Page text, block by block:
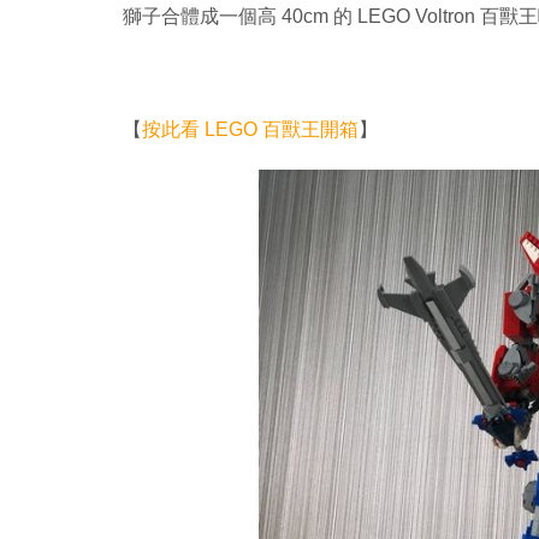
獅子合體成一個高 40cm 的 LEGO Voltron 百獸
【按此看 LEGO 百獸王開箱 】